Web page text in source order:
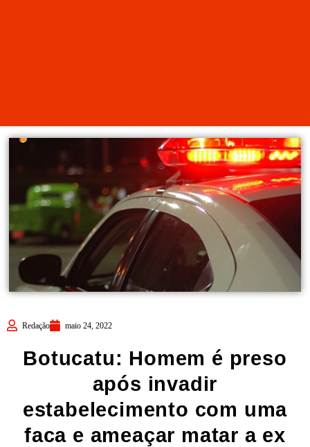
Redação maio 24, 2022
Botucatu: Homem é preso
após invadir
estabelecimento com uma
faca e ameaçar matar a ex